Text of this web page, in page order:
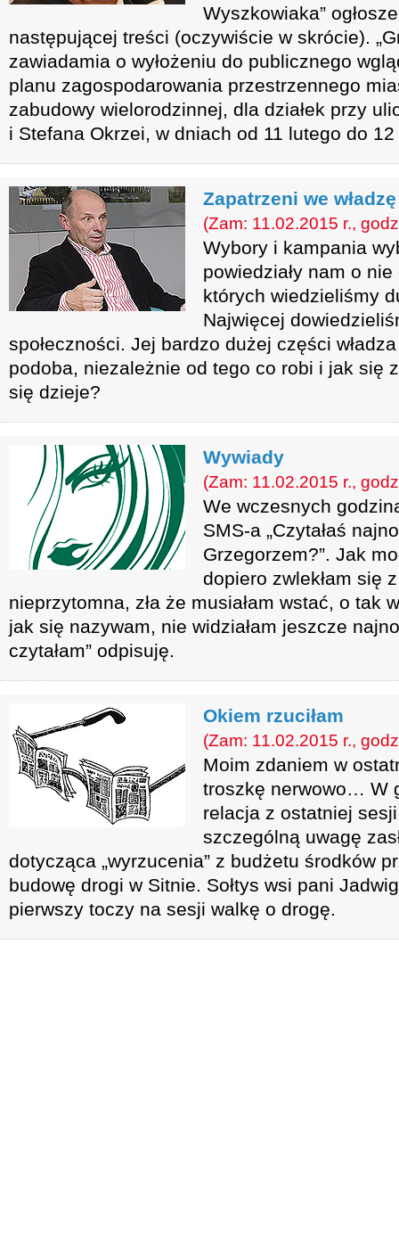
Wyszkowiaka”
następującej treści (oczywiście w skrócie).
zawiadamia o wyłożeniu do publicznego
planu zagospodarowania przestrzennego
zabudowy wielorodzinnej, dla działek przy
i Stefana Okrzei, w dniach od 11 lutego do
Zapatrzeni we władzę
(Zam: 11.02.2015 r.,
Wybory i kampania
powiedziały nam o
których wiedzieliśmy
Najwięcej
społeczności. Jej bardzo dużej części
podoba, niezależnie od tego co robi i jak się
się dzieje?
Wywiady
(Zam: 11.02.2015 r.,
We wczesnych
SMS-a „Czytałaś
Grzegorzem?”. Jak
dopiero zwlekłam się
nieprzytomna, zła że musiałam wstać, o tak
jak się nazywam, nie widziałam jeszcze
czytałam” odpisuję.
Okiem rzuciłam
(Zam: 11.02.2015 r.,
Moim zdaniem w
troszkę nerwowo… W
relacja z ostatniej
szczególną uwagę
dotycząca „wyrzucenia” z budżetu środków
budowę drogi w Sitnie. Sołtys wsi pani
pierwszy toczy na sesji walkę o drogę.